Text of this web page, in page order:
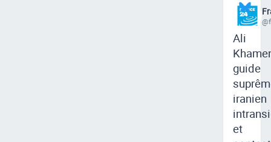
Ali
guide
iranien
et